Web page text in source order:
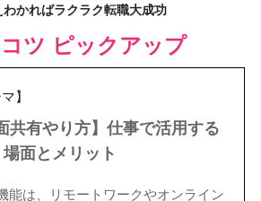
わかればラクラク転職大成功
ツ ピックアップ
】
共有やり方】仕事で活用する
場面とメリット
能は、リモートワークやオンライン